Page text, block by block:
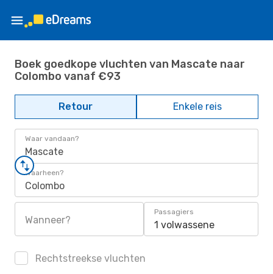
Boek goedkope vluchten van Mascate naar
Colombo vanaf €93
Retour Enkele reis
Waar vandaan?
Mascate
Waarheen?
Colombo
Wanneer?
Passagiers
1 volwassene
Rechtstreekse vluchten